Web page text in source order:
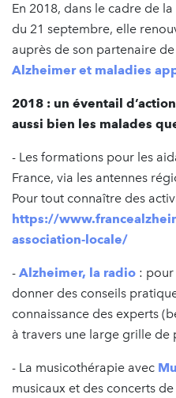
En 2018, dans le cadre de
du 21 septembre, elle
auprès de son partenaire
Alzheimer et maladies
2018 : un éventail
aussi bien les malades
- Les formations pour les
France, via les antennes
Pour tout connaître des
https://
association-locale/
- Alzheimer, la radio :
donner des conseils
connaissance des experts
à travers une large grille de
- La musicothérapie avec
musicaux et des concerts